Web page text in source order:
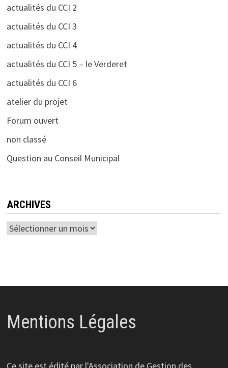
actualités du CCI 2
actualités du CCI 3
actualités du CCI 4
actualités du CCI 5 – le Verderet
actualités du CCI 6
atelier du projet
Forum ouvert
non classé
Question au Conseil Municipal
ARCHIVES
Archives
Mentions Légales
Ce site est édité par l'Association de Gestion des